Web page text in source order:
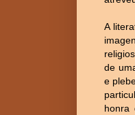
A
de
e
honra